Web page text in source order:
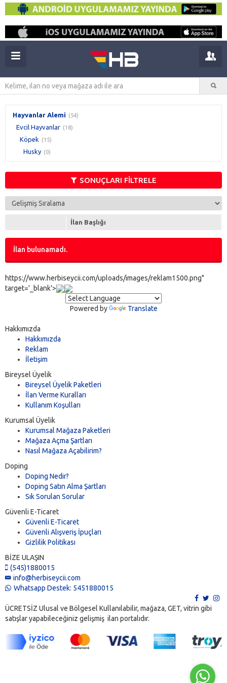
Hayvanlar Alemi (54)
Evcil Hayvanlar (18)
Köpek (15)
Husky (0)
SONUÇLARI FİLTRELE
İlan Başlığı
İlan bulunamadı.
https://www.herbiseycii.com/uploads/images/reklam1500.png"
target='_blank'>
Powered by Translate
Hakkımızda
Hakkımızda
Reklam
İletişim
Bireysel Üyelik
Bireysel Üyelik Paketleri
İlan Verme Kuralları
Kullanım Koşulları
Kurumsal Üyelik
Kurumsal Mağaza Paketleri
Mağaza Açma Şartları
Nasıl Mağaza Açabilirim?
Doping
Doping Nedir?
Doping Satın Alma Şartları
Sık Sorulan Sorular
Güvenli E-Ticaret
Güvenli E-Ticaret
Güvenli Alışveriş İpuçları
Gizlilik Politikası
BİZE ULAŞIN
(545)1880015
info@herbiseycii.com
Whatsapp Destek: 5451880015
ÜCRETSİZ Ulusal ve Bölgesel Kullanılabilir, mağaza, GET, vitrin gibi
satışlar yapabileceğiniz gelişmiş ilan portalıdır.